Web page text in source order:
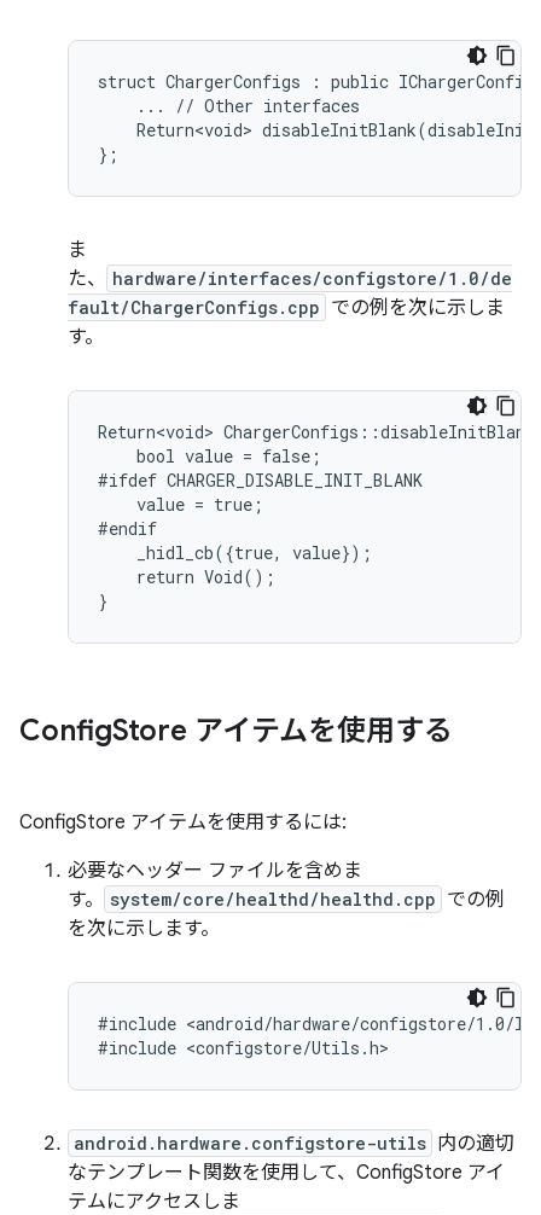
struct ChargerConfigs : public
    ... // Other interfaces
Return<void>
ま
た、
hardware/interfaces/configstore/1.0/de
fault/ChargerConfigs.cpp での例を次に示しま
す。
Return<void>
    bool value = false;
#ifdef CHARGER_DISABLE_INIT_BLANK
    value = true;
#endif
    _hidl_cb({true, value});
    return Void();
ConfigStore アイテムを使用する
ConfigStore アイテムを使用するには:
必要なヘッダー ファイルを含めま
す。
system/core/healthd/healthd.cpp での例
を次に示します。
#include <android/hardware/configstore/1.0/
android.hardware.configstore-utils 内の適切
なテンプレート関数を使用して、ConfigStore アイ
テムにアクセスしま